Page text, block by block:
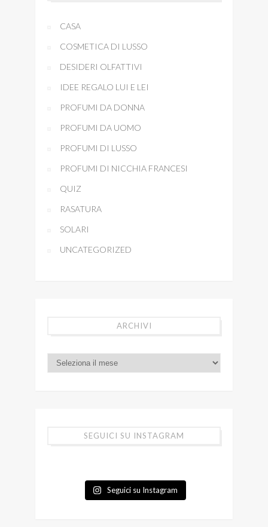
CASA
COSMETICA DI LUSSO
DESIDERI OLFATTIVI
IDEE REGALO LUI E LEI
PROFUMI DA DONNA
PROFUMI DA UOMO
PROFUMI DI LUSSO
PROFUMI DI NICCHIA FRANCESI
QUIZ
RASATURA
SOLARI
UNCATEGORIZED
ARCHIVI
SEGUICI SU INSTAGRAM
Seguici su Instagram